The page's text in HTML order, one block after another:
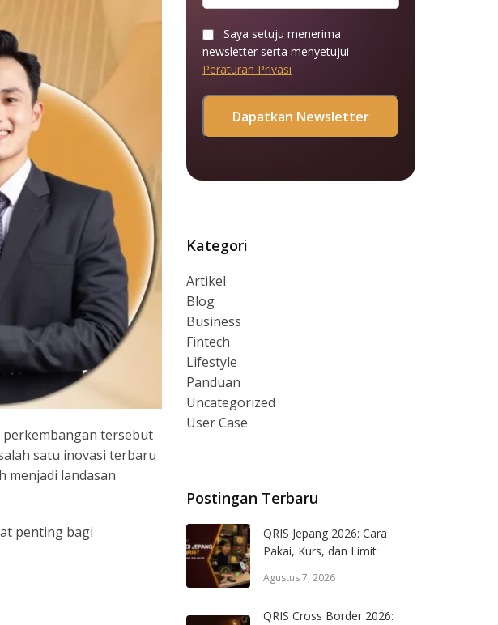
perkembangan tersebut
satu inovasi terbaru
menjadi landasan
penting bagi
Saya setuju menerima
newsletter serta menyetujui
Peraturan Privasi
Kategori
Artikel
Blog
Business
Fintech
Lifestyle
Panduan
Uncategorized
User Case
Postingan Terbaru
QRIS Jepang 2026: Cara
Pakai, Kurs, dan Limit
Agustus 7, 2026
QRIS Cross Border 2026: